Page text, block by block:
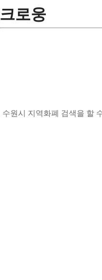
크로웅
수원시 지역화폐 검색을 할